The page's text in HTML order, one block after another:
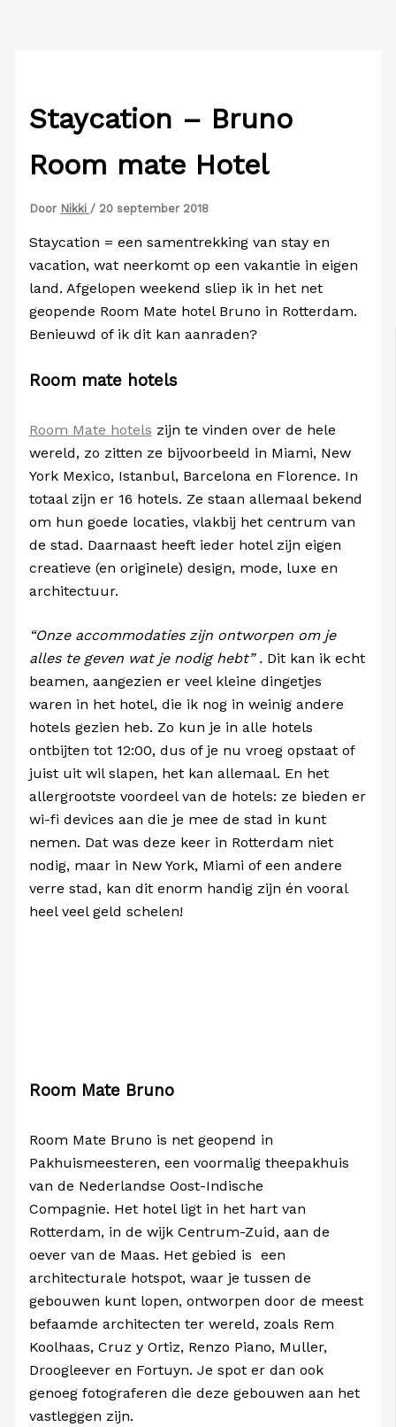
Staycation – Bruno
Room mate Hotel
Door Nikki / 20 september 2018
Staycation = een samentrekking van stay en
vacation, wat neerkomt op een vakantie in eigen
land. Afgelopen weekend sliep ik in het net
geopende Room Mate hotel Bruno in Rotterdam.
Benieuwd of ik dit kan aanraden?
Room mate hotels
Room Mate hotels zijn te vinden over de hele
wereld, zo zitten ze bijvoorbeeld in Miami, New
York Mexico, Istanbul, Barcelona en Florence. In
totaal zijn er 16 hotels. Ze staan allemaal bekend
om hun goede locaties, vlakbij het centrum van
de stad. Daarnaast heeft ieder hotel zijn eigen
creatieve (en originele) design, mode, luxe en
architectuur.
“Onze accommodaties zijn ontworpen om je
alles te geven wat je nodig hebt” . Dit kan ik echt
beamen, aangezien er veel kleine dingetjes
waren in het hotel, die ik nog in weinig andere
hotels gezien heb. Zo kun je in alle hotels
ontbijten tot 12:00, dus of je nu vroeg opstaat of
juist uit wil slapen, het kan allemaal. En het
allergrootste voordeel van de hotels: ze bieden er
wi-fi devices aan die je mee de stad in kunt
nemen. Dat was deze keer in Rotterdam niet
nodig, maar in New York, Miami of een andere
verre stad, kan dit enorm handig zijn én vooral
heel veel geld schelen!
Room Mate Bruno
Room Mate Bruno is net geopend in
Pakhuismeesteren, een voormalig theepakhuis
van de Nederlandse Oost-Indische
Compagnie. Het hotel ligt in het hart van
Rotterdam, in de wijk Centrum-Zuid, aan de
oever van de Maas. Het gebied is een
architecturale hotspot, waar je tussen de
gebouwen kunt lopen, ontworpen door de meest
befaamde architecten ter wereld, zoals Rem
Koolhaas, Cruz y Ortiz, Renzo Piano, Muller,
Droogleever en Fortuyn. Je spot er dan ook
genoeg fotograferen die deze gebouwen aan het
vastleggen zijn.